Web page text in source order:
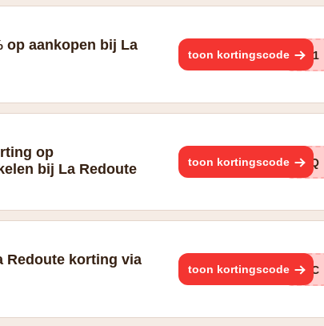
op aankopen bij La
toon kortingscode 3n1
op
bij La Redoute
toon kortingscode ToQ
Redoute korting via
toon kortingscode k9C